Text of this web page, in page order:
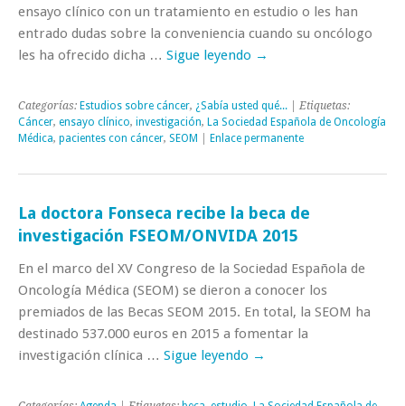
ensayo clínico con un tratamiento en estudio o les han
entrado dudas sobre la conveniencia cuando su oncólogo
les ha ofrecido dicha … Sigue leyendo →
Categorías: Estudios sobre cáncer, ¿Sabía usted qué... | Etiquetas:
Cáncer, ensayo clínico, investigación, La Sociedad Española de Oncología
Médica, pacientes con cáncer, SEOM Enlace permanente
La doctora Fonseca recibe la beca de
investigación FSEOM/ONVIDA 2015
En el marco del XV Congreso de la Sociedad Española de
Oncología Médica (SEOM) se dieron a conocer los
premiados de las Becas SEOM 2015. En total, la SEOM ha
destinado 537.000 euros en 2015 a fomentar la
investigación clínica … Sigue leyendo →